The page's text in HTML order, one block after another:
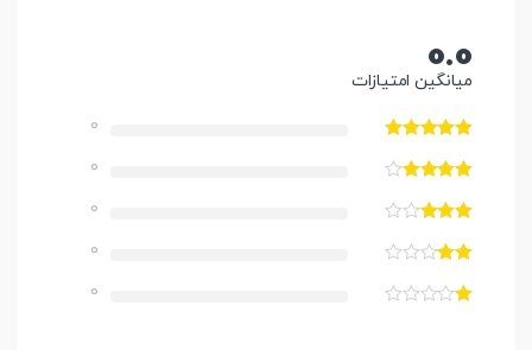
0.0
میانگین امتیازات
0
0
0
0
0